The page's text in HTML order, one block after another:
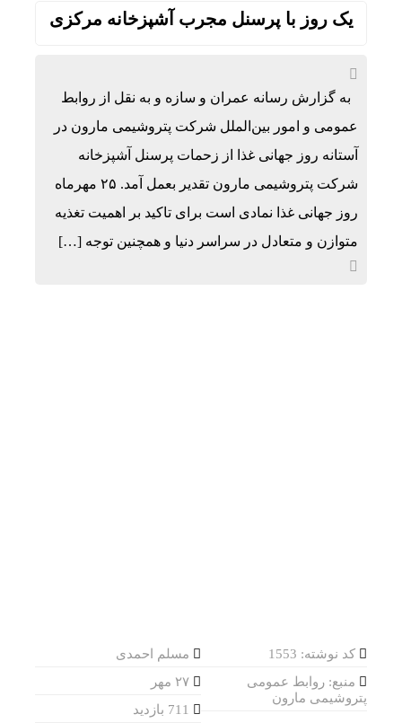
یک روز با پرسنل مجرب آشپزخانه مرکزی
به گزارش رسانه عمران و سازه و به نقل از روابط
عمومی و امور بین‌الملل شرکت پتروشیمی مارون در
آستانه روز جهانی غذا از زحمات پرسنل آشپزخانه
شرکت پتروشیمی مارون تقدیر بعمل آمد. ۲۵ مهرماه
روز جهانی غذا نمادی است برای تاکید بر اهمیت تغذیه
متوازن و متعادل در سراسر دنیا و همچنین توجه […]
کد نوشته: 1553
مسلم احمدی
منبع: روابط عمومی
پتروشیمی مارون